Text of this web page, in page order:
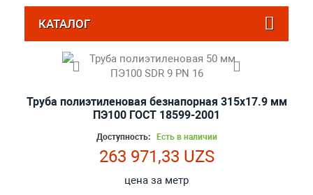
КАТАЛОГ
Труба полиэтиленовая безнапорная 315х17.9 мм
ПЭ100 ГОСТ 18599-2001
Доступность: Есть в наличии
263 971,33 UZS
цена за метр